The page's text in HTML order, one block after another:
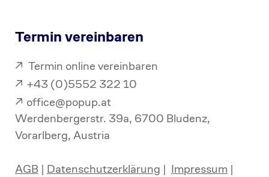
Termin vereinbaren
Termin online vereinbaren
+43 (0)5552 322 10
office@popup.at
Werdenbergerstr. 39a, 6700 Bludenz,
Vorarlberg, Austria
AGB | Datenschutzerklärung | Impressum |